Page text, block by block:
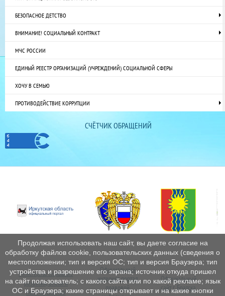
БЕЗОПАСНОЕ ДЕТСТВО
ВНИМАНИЕ! СОЦИАЛЬНЫЙ КОНТРАКТ
МЧС РОССИИ
ЕДИНЫЙ РЕЕСТР ОРГАНИЗАЦИЙ (УЧРЕЖДЕНИЙ) СОЦИАЛЬНОЙ СФЕРЫ
ХОЧУ В СЕМЬЮ
ПРОТИВОДЕЙСТВИЕ КОРРУПЦИИ
СЧЁТЧИК ОБРАЩЕНИЙ
Министерство социального
развития, опеки и
попечительства
Официальный
интернетпортал
правовой
Официальный
сайт г. Братска
Продолжая использовать наш сайт, вы даете согласие на
обработку файлов cookie, пользовательских данных (сведения о
местоположении; тип и версия ОС; тип и версия Браузера; тип
устройства и разрешение его экрана; источник откуда пришел
на сайт пользователь; с какого сайта или по какой рекламе; язык
ОС и Браузера; какие страницы открывает и на какие кнопки